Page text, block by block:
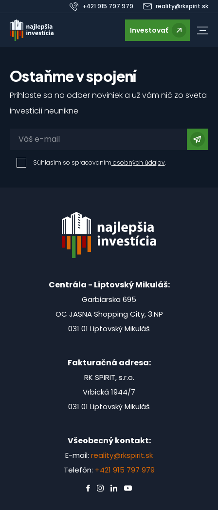
+421 915 797 979 reality@rkspirit.sk
Investovať
Ostaňme v spojení
Prihlaste sa na odber noviniek a už vám nič zo sveta
investícií neunikne
Súhlasím so spracovaním osobných údajov.
Centrála - Liptovský Mikuláš:
Garbiarska 695
OC JASNA Shopping City, 3.NP
031 01 Liptovský Mikuláš
Fakturačná adresa:
RK SPIRIT, s.r.o.
Vrbická 1944/7
031 01 Liptovský Mikuláš
Všeobecný kontakt:
E-mail: reality@rkspirit.sk
Telefón: +421 915 797 979